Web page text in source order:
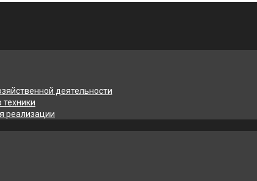
деятельности
реализации